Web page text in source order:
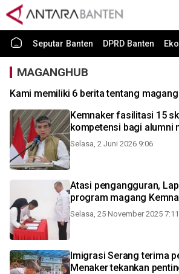
Seputar Banten DPRD Banten
MAGANGHUB
Kami memiliki 6 berita tentang
Kemnaker fasilitasi 15
kompetensi bagi alumni
Selasa, 2 Juni 2026 9:06
Atasi pengangguran,
program magang
Selasa, 25 November 2025 7:11
Imigrasi Serang terima
Menaker tekankan